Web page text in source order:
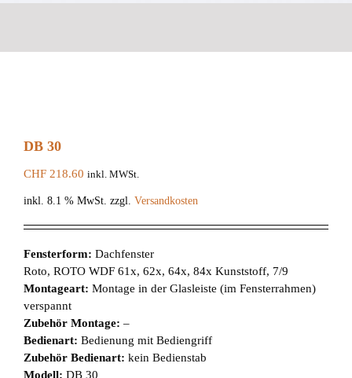
DB 30
CHF 218.60 inkl. MWSt.
inkl. 8.1 % MwSt. zzgl. Versandkosten
Fensterform: Dachfenster
Roto, ROTO WDF 61x, 62x, 64x, 84x Kunststoff, 7/9
Montageart: Montage in der Glasleiste (im Fensterrahmen)
verspannt
Zubehör Montage: –
Bedienart: Bedienung mit Bediengriff
Zubehör Bedienart: kein Bedienstab
Modell: DB 30